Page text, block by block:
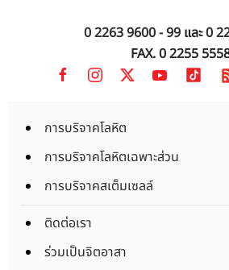
0 2263 9600 - 99 และ0
FAX. 0 2255
การบริจาคโลหิต
การบริจาคโลหิตเฉพาะส่วน
การบริจาคสเต็มเซลล์
ติดต่อเรา
ร่วมเป็นจิตอาสา